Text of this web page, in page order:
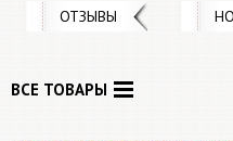
ОТЗЫВЫ
ВСЕ ТОВАРЫ